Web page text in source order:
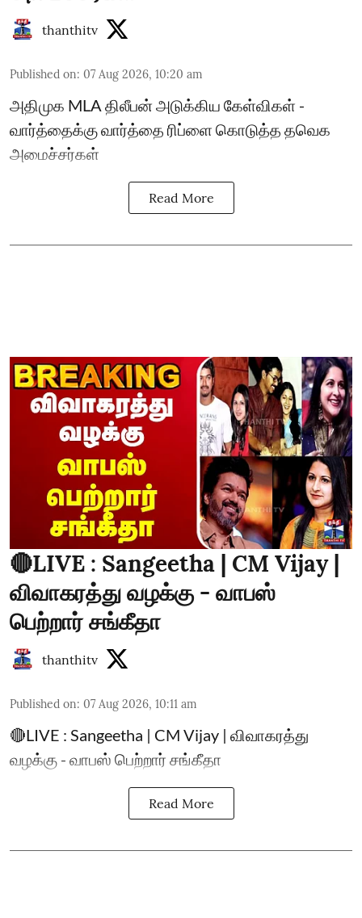
thanthitv
Published on: 07 Aug 2026, 10:20 am
அதிமுக MLA திலீபன் அடுக்கிய கேள்விகள் -
வார்த்தைக்கு வார்த்தை ரிப்ளை கொடுத்த தவெக
அமைச்சர்கள்
Read More
🔴LIVE : Sangeetha | CM Vijay |
விவாகரத்து வழக்கு - வாபஸ்
பெற்றார் சங்கீதா
thanthitv
Published on: 07 Aug 2026, 10:11 am
🔴LIVE : Sangeetha | CM Vijay | விவாகரத்து
வழக்கு - வாபஸ் பெற்றார் சங்கீதா
Read More